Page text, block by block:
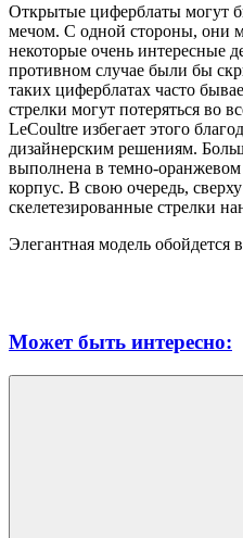
Открытые циферблаты могут
мечом. С одной стороны, они
некоторые очень интересные
противном случае были бы
таких циферблатах часто
стрелки могут потеряться во
LeCoultre избегает этого
дизайнерским решениям.
выполнена в темно-
корпус. В свою очередь,
скелетезированные стрелки
Элегантная модель обойдется
Может быть интересно: